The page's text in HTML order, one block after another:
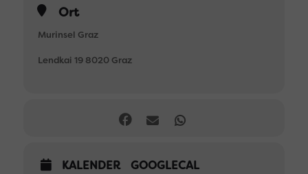
Ort
Murinsel Graz
Lendkai 19 8020 Graz
KALENDER GOOGLECAL